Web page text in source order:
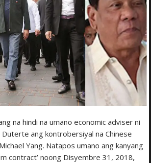
na hindi na umano economic adviser ni
ang kontrobersiyal na Chinese
Yang. Natapos umano ang kanyang
contract’ noong Disyembre 31, 2018,